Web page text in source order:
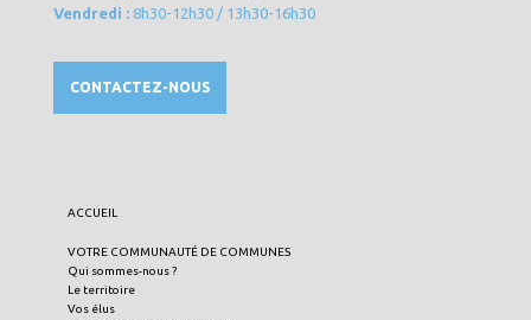
Vendredi : 8h30-12h30 / 13h30-16h30
CONTACTEZ-NOUS
ACCUEIL
VOTRE COMMUNAUTÉ DE COMMUNES
Qui sommes-nous ?
Le territoire
Vos élus